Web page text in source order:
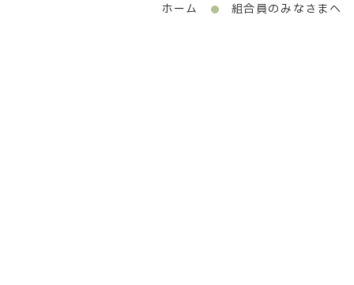
ホーム 組合員のみなさまへ